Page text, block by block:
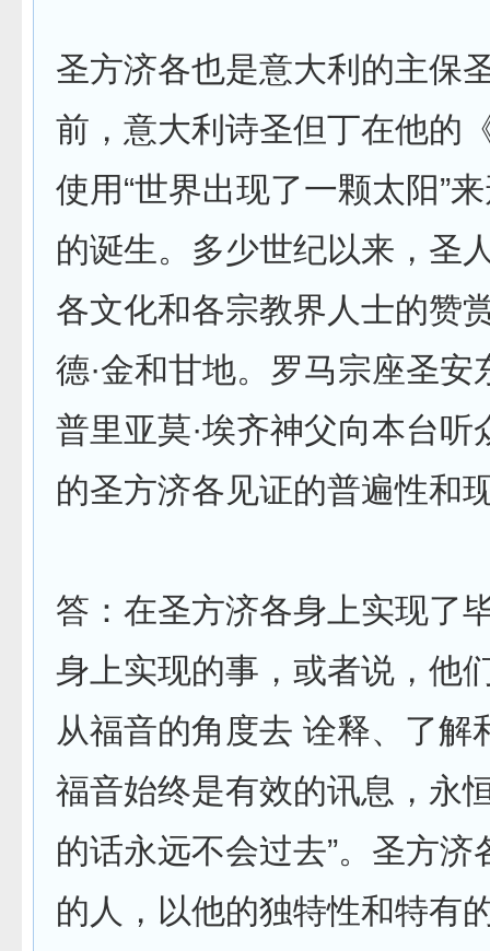
圣方济各也是意大利的主保
前，意大利诗圣但丁在他的
使用“世界出现了一颗太阳”
的诞生。多少世纪以来，圣
各文化和各宗教界人士的赞
德·金和甘地。罗马宗座圣安
普里亚莫·埃齐神父向本台听
的圣方济各见证的普遍性和
答：在圣方济各身上实现了
身上实现的事，或者说，他
从福音的角度去 诠释、了解
福音始终是有效的讯息，永
的话永远不会过去”。圣方济
的人，以他的独特性和特有